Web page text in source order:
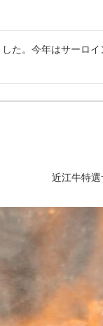
た。今年はサーロ
近江牛特